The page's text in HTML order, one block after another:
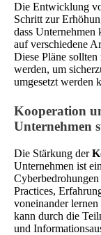
Die Entwicklung
Schritt zur
dass Unternehmen
auf verschiedene
Diese Pläne
werden, um
umgesetzt werden
Kooperation
Unternehmen
Die Stärkung der
Unternehmen ist
Practices,
voneinander
kann durch die
und